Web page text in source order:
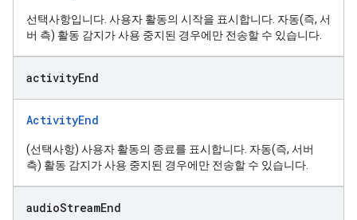
선택사항입니다. 사용자 활동의 시작을 표시합니다. 자동(즉, 서
버 측) 활동 감지가 사용 중지된 경우에만 전송할 수 있습니다.
activityEnd
ActivityEnd
(선택사항) 사용자 활동의 종료를 표시합니다. 자동(즉, 서버
측) 활동 감지가 사용 중지된 경우에만 전송할 수 있습니다.
audioStreamEnd